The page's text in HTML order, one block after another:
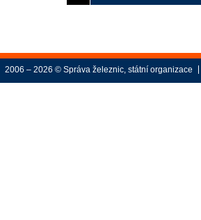
2006 – 2026 © Správa železnic, státní organizace